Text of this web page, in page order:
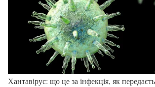
Хантавірус: що це за інфекція, як